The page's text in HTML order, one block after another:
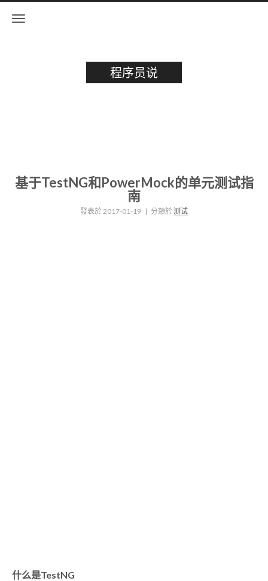
程序员说
基于TestNG和PowerMock的单元测试指
南
發表於2017-01-19 | 分類於测试
什么是TestNG